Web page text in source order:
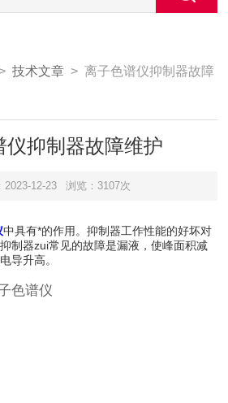
技术文章 > 离子色谱仪抑制器故障
仪抑制器故障维护
2023-12-23 浏览：3107次
中具有*的作用。抑制器工作性能的好坏对
制器zui常见的故障是漏液，使峰面积减
导升高。